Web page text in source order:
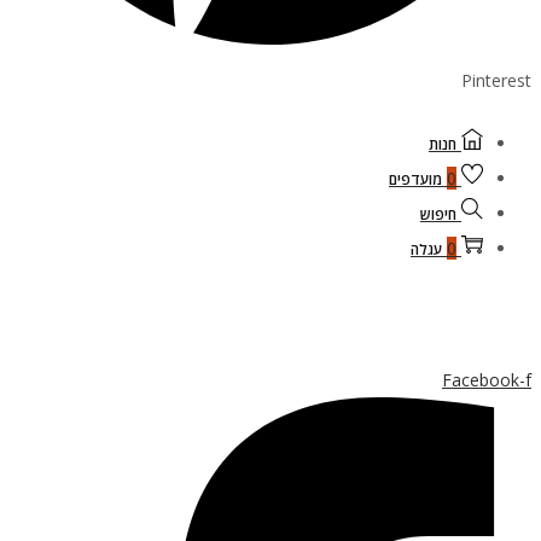
Pinterest
חנות
0 מועדפים
חיפוש
0 עגלה
Facebook-f